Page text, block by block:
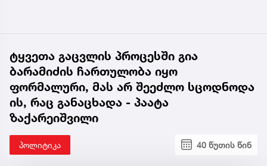
ტყვეთა გაცვლის პროცესში გია
ბარამიძის ჩართულობა იყო
ფორმალური, მას არ შეეძლო სცოდნოდა
ის, რაც განაცხადა - პაატა
ზაქარეიშვილი
პოლიტიკა 40 წუთის წინ